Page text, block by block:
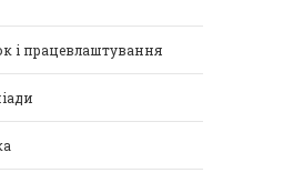
і працевлаштування